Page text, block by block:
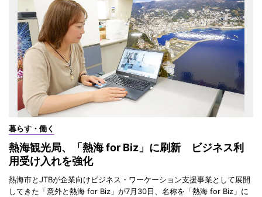
暮らす・働く
熱海観光局、「熱海 for Biz」に刷新 ビジネス利
用受け入れを強化
熱海市とJTBが企業向けビジネス・ワーケーション支援事業として展開
してきた「意外と熱海 for Biz」が7月30日、名称を「熱海 for Biz」に